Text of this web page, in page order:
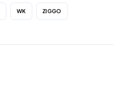
WK ZIGGO